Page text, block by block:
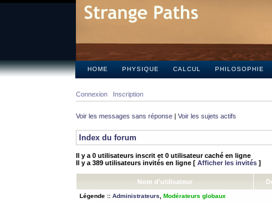
HOME PHYSIQUE CALCUL PHILOSOPHIE
Connexion Inscription
Voir les messages sans réponse | Voir les sujets actifs
Index du forum
Il y a 0 utilisateurs inscrit et 0 utilisateur caché en ligne
Il y a 389 utilisateurs invités en ligne [ Afficher les invités ]
Nom d’utilisateur
Légende :: Administrateurs Modérateurs globaux